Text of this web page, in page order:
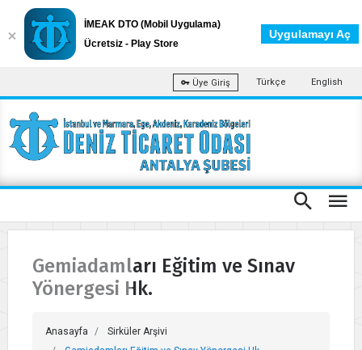
Üye Giriş Türkçe English
Gemiadamları Eğitim ve Sınav
Yönergesi Hk.
Anasayfa
Sirküler Arşivi
İMEAK DTO (Mobil Uygulama)
Ücretsiz - Play Store
Uygulamayı Aç